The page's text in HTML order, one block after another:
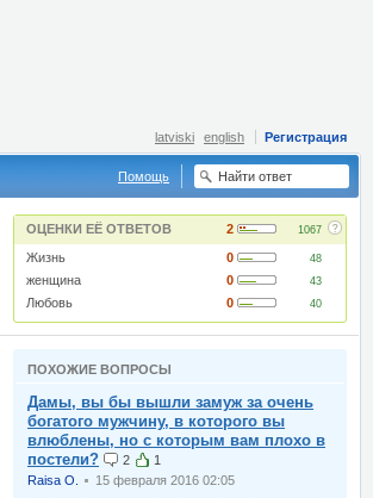
Регистрация
latviski english
Помощь
ОЦЕНКИ ЕЁ ОТВЕТОВ 2 1067 ?
Жизнь 0 48
женщина 0 43
Любовь 0 40
ПОХОЖИЕ ВОПРОСЫ
Дамы, вы бы вышли замуж за очень
богатого мужчину, в которого вы
влюблены, но с которым вам плохо в
постели?
2
1
Raisa O.
15 февраля 2016 02:05